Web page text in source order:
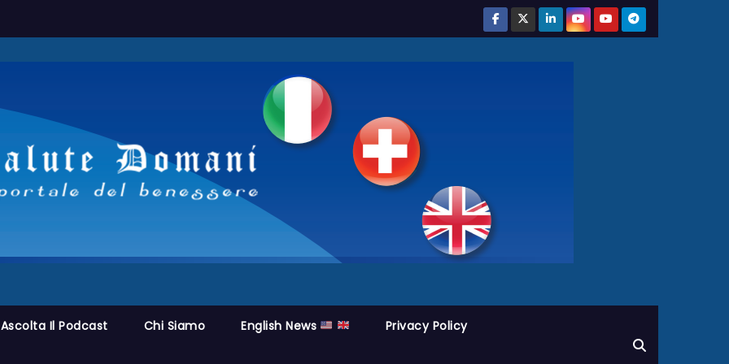
Ascolta Il Podcast Chi Siamo English News Privacy Policy